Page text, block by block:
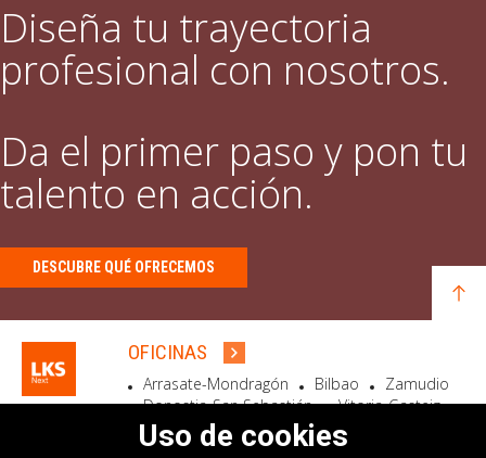
Diseña tu trayectoria
profesional con nosotros.
Da el primer paso y pon tu
talento en acción.
DESCUBRE QUÉ OFRECEMOS
OFICINAS
Arrasate-Mondragón Bilbao
Zamudio
Donostia-San Sebastián
Vitoria-Gasteiz
Madrid
El Astillero Bidart
Uso de cookies